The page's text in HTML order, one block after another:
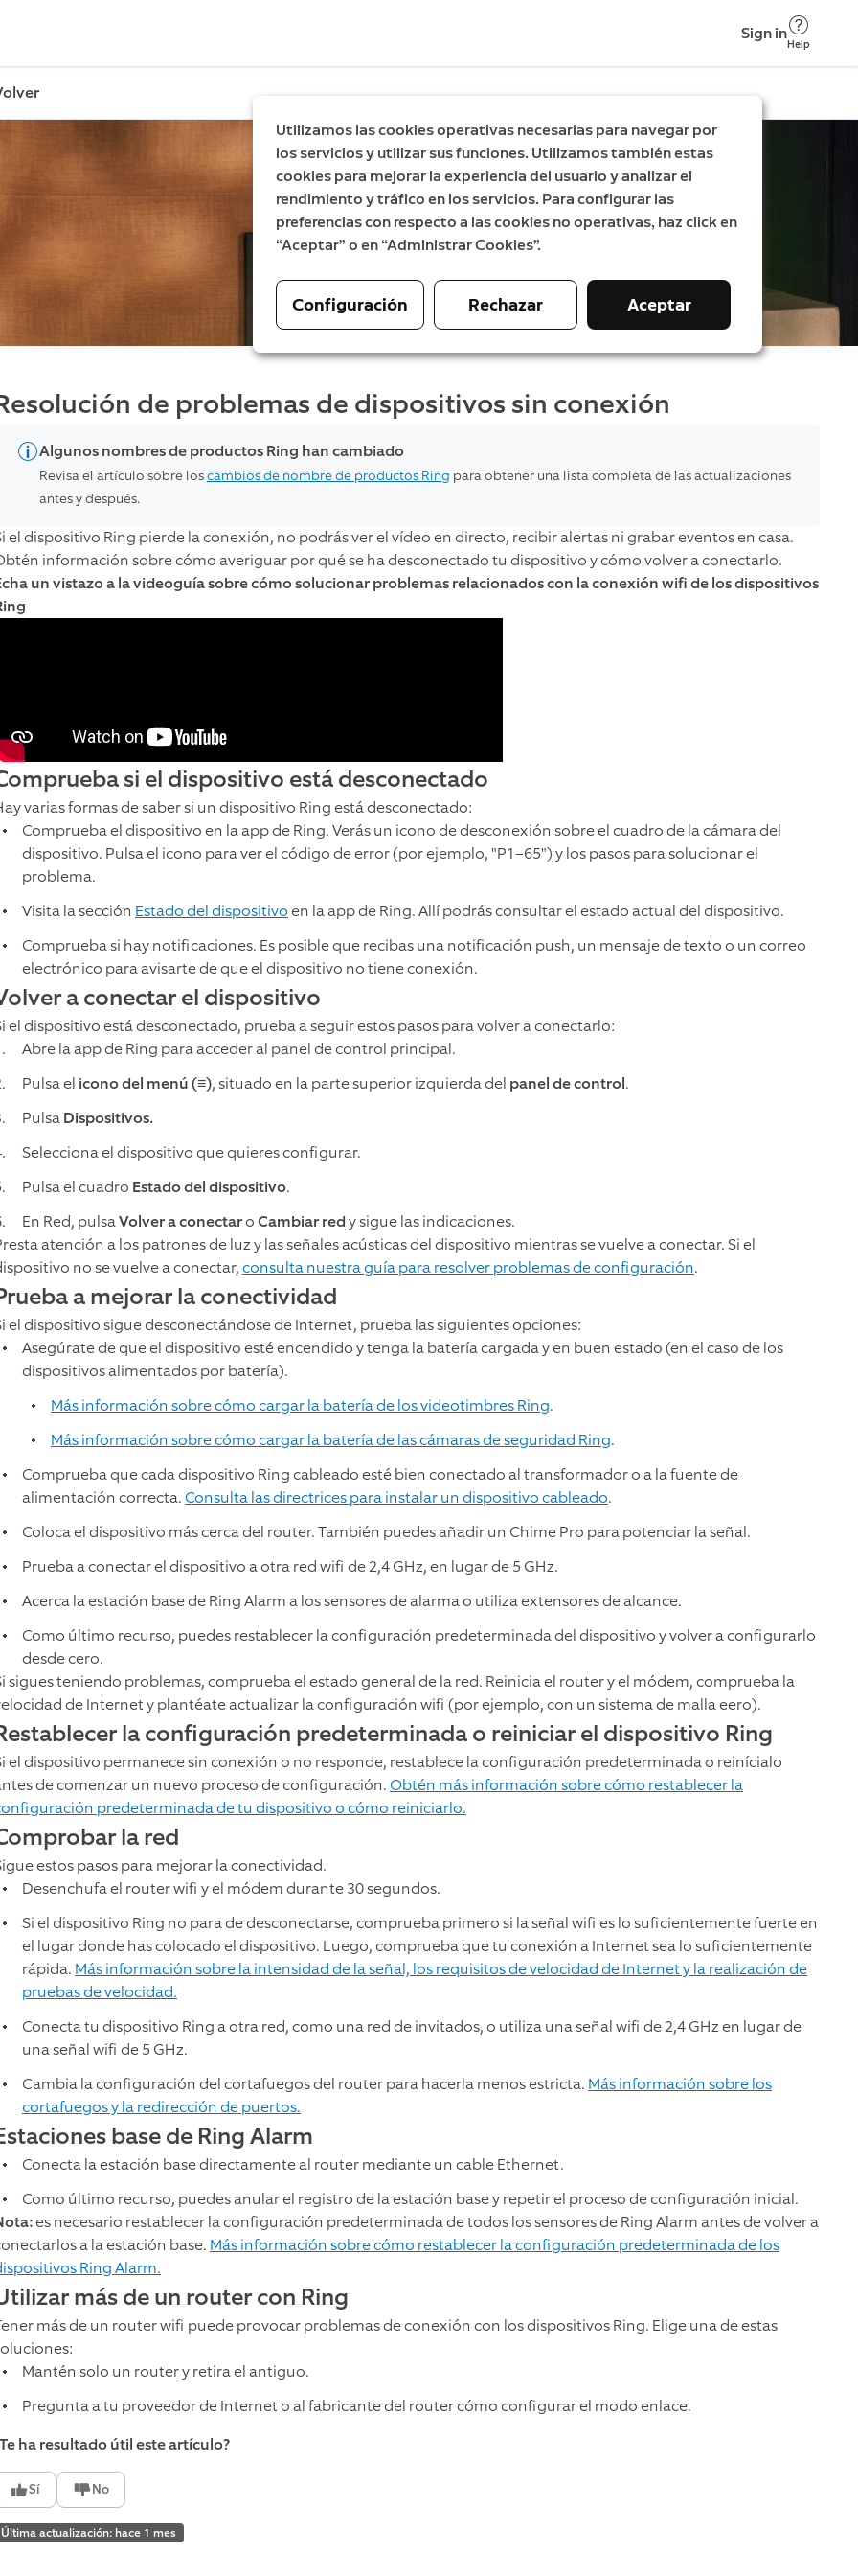
Sign in
Help
de problemas de dispositivos sin conexión
Algunos nombres de productos Ring han cambiado
Revisa el artículo sobre loscambios de nombre de productos Ring para obtener una lista completa de las actualizaciones
antes y después.
el dispositivo Ring pierde la conexión, no podrás ver el vídeo en directo, recibir alertas ni grabar eventos en casa.
información sobre cómo averiguar por qué se ha desconectado tu dispositivo y cómo volver a conectarlo.
un vistazo a la videoguía sobre cómo solucionar problemas relacionados con la conexión wifi de los dispositivos
si el dispositivo está desconectado
varias formas de saber si un dispositivo Ring está desconectado:
Comprueba el dispositivo en la app de Ring. Verás un icono de desconexión sobre el cuadro de la cámara del
dispositivo. Pulsa el icono para ver el código de error (por ejemplo, "P1–65") y los pasos para solucionar el
problema.
Visita la sección Estado del dispositivoen la app de Ring. Allí podrás consultar el estado actual del dispositivo.
Comprueba si hay notificaciones. Es posible que recibas una notificación push, un mensaje de texto o un correo
electrónico para avisarte de que el dispositivo no tiene conexión.
a conectar el dispositivo
el dispositivo está desconectado, prueba a seguir estos pasos para volver a conectarlo:
Abre la app de Ring para acceder al panel de control principal.
Pulsa el icono del menú (≡), situado en la parte superior izquierda del panel de control.
PulsaDispositivos.
Selecciona el dispositivo que quieres configurar.
Pulsa el cuadro Estado del dispositivo.
En Red, pulsaVolver a conectaroCambiar redy sigue las indicaciones.
atención a los patrones de luz y las señales acústicas del dispositivo mientras se vuelve a conectar. Si el
no se vuelve a conectar,consulta nuestra guía para resolver problemas de configuración.
a mejorar la conectividad
el dispositivo sigue desconectándose de Internet, prueba las siguientes opciones:
Asegúrate de que el dispositivo esté encendido y tenga la batería cargada y en buen estado (en el caso de los
dispositivos alimentados por batería).
Más información sobre cómo cargar la batería de los videotimbres Ring.
Más información sobre cómo cargar la batería de las cámaras de seguridad Ring.
Comprueba que cada dispositivo Ring cableado esté bien conectado al transformador o a la fuente de
alimentación correcta.Consulta las directrices para instalar un dispositivo cableado.
Coloca el dispositivo más cerca del router. También puedes añadir un Chime Pro para potenciar la señal.
Prueba a conectar el dispositivo a otra red wifi de 2,4 GHz, en lugar de 5 GHz.
Acerca la estación base de Ring Alarm a los sensores de alarma o utiliza extensores de alcance.
Como último recurso, puedes restablecer la configuración predeterminada del dispositivo y volver a configurarlo
desde cero.
sigues teniendo problemas, comprueba el estado general de la red. Reinicia el router y el módem, comprueba la
de Internet y plantéate actualizar la configuración wifi (por ejemplo, con un sistema de malla eero).
la configuración predeterminada o reiniciar el dispositivo Ring
el dispositivo permanece sin conexión o no responde, restablece la configuración predeterminada o reinícialo
de comenzar un nuevo proceso de configuración.Obtén más información sobre cómo restablecer la
predeterminada de tu dispositivo o cómo reiniciarlo.
la red
estos pasos para mejorar la conectividad.
Desenchufa el router wifi y el módem durante 30 segundos.
Si el dispositivo Ring no para de desconectarse, comprueba primero si la señal wifi es lo suficientemente fuerte en
el lugar donde has colocado el dispositivo. Luego, comprueba que tu conexión a Internet sea lo suficientemente
rápida. Más información sobre la intensidad de la señal, los requisitos de velocidad de Internet y la realización de
pruebas de velocidad.
Conecta tu dispositivo Ring a otra red, como una red de invitados, o utiliza una señal wifi de 2,4 GHz en lugar de
una señal wifi de 5 GHz.
Cambia la configuración del cortafuegos del router para hacerla menos estricta. Más información sobre los
cortafuegos y la redirección de puertos.
base de Ring Alarm
Conecta la estación base directamente al router mediante un cable Ethernet.
Como último recurso, puedes anular el registro de la estación base y repetir el proceso de configuración inicial.
es necesario restablecer la configuración predeterminada de todos los sensores de Ring Alarm antes de volver a
a la estación base. Más información sobre cómo restablecer la configuración predeterminada de los
Ring Alarm.
más de un router con Ring
más de un router wifi puede provocar problemas de conexión con los dispositivos Ring. Elige una de estas
Mantén solo un router y retira el antiguo.
Pregunta a tu proveedor de Internet o al fabricante del router cómo configurar el modo enlace.
ha resultado útil este artículo?
Sí No
Última actualización: hace 1 mes
Utilizamos las cookies operativas necesarias para navegar por
los servicios y utilizar sus funciones. Utilizamos también estas
cookies para mejorar la experiencia del usuario y analizar el
rendimiento y tráfico en los servicios. Para configurar las
preferencias con respecto a las cookies no operativas, haz click en
“Aceptar” o en “Administrar Cookies”.
Configuración Rechazar Aceptar